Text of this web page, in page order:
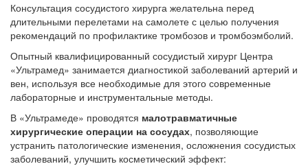
Консультация сосудистого хирурга желательна перед
длительными перелетами на самолете с целью получения
рекомендаций по профилактике тромбозов и тромбоэмболий.
Опытный квалифицированный сосудистый хирург Центра
«Ультрамед» занимается диагностикой заболеваний артерий и
вен, используя все необходимые для этого современные
лабораторные и инструментальные методы.
В «Ультрамеде» проводятся малотравматичные
хирургические операции на сосудах, позволяющие
устранить патологические изменения, осложнения сосудистых
заболеваний, улучшить косметический эффект: